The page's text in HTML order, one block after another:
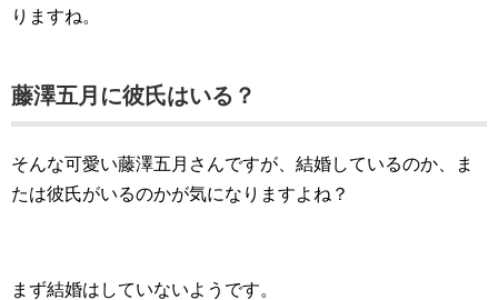
りますね。
藤澤五月に彼氏はいる？
そんな可愛い藤澤五月さんですが、結婚しているのか、ま
たは彼氏がいるのかが気になりますよね？
まず結婚はしていないようです。